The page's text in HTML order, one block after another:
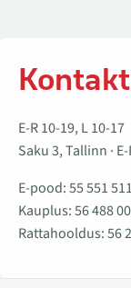
E-R 10-19, L 10-17
Saku 3, Tallinn ·
E-pood:55 551 511
Kauplus:56 488
Rattahooldus:56